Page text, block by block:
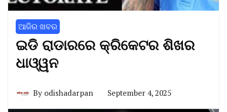
ଆଜିର ଖବର
ଇଡି ରାଡାରରେ କ୍ରିକେଟର ଶିଖର
ଧାଓ୍ୱନ
By odishadarpan September 4, 2025